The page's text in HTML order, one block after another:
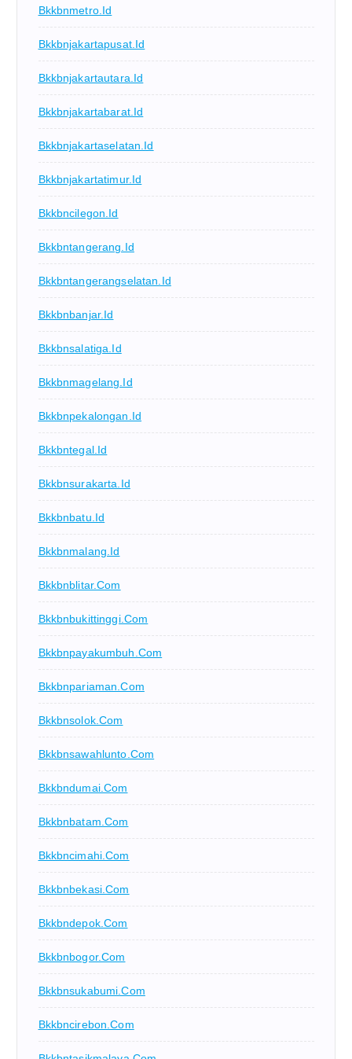
Bkkbnmetro.id
Bkkbnjakartapusat.id
Bkkbnjakartautara.id
Bkkbnjakartabarat.id
Bkkbnjakartaselatan.id
Bkkbnjakartatimur.id
Bkkbncilegon.id
Bkkbntangerang.id
Bkkbntangerangselatan.id
Bkkbnbanjar.id
Bkkbnsalatiga.id
Bkkbnmagelang.id
Bkkbnpekalongan.id
Bkkbntegal.id
Bkkbnsurakarta.id
Bkkbnbatu.id
Bkkbnmalang.id
Bkkbnblitar.com
Bkkbnbukittinggi.com
Bkkbnpayakumbuh.com
Bkkbnpariaman.com
Bkkbnsolok.com
Bkkbnsawahlunto.com
Bkkbndumai.com
Bkkbnbatam.com
Bkkbncimahi.com
Bkkbnbekasi.com
Bkkbndepok.com
Bkkbnbogor.com
Bkkbnsukabumi.com
Bkkbncirebon.com